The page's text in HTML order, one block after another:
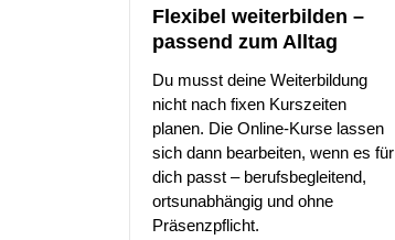
Flexibel weiterbilden –
passend zum Alltag
Du musst deine Weiterbildung
nicht nach fixen Kurszeiten
planen. Die Online-Kurse lassen
sich dann bearbeiten, wenn es für
dich passt – berufsbegleitend,
ortsunabhängig und ohne
Präsenzpflicht.